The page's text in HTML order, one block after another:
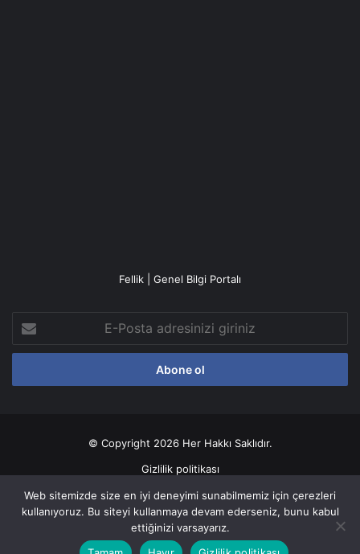
Fellik | Genel Bilgi Portalı
Posta
adresinizi
© Copyright 2026 Her Hakkı Saklıdır.
Gizlilik politikası
Facebook
X YouTubeInstagram
Web sitemizde size en iyi deneyimi sunabilmemiz için çerezleri
kullanıyoruz. Bu siteyi kullanmaya devam ederseniz, bunu kabul
ettiğinizi varsayarız.